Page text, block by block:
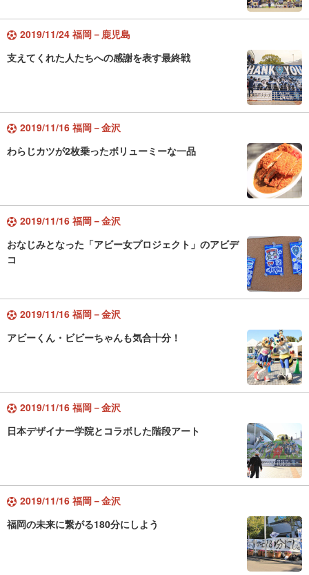
2019/11/24 福岡－鹿児島
支えてくれた人たちへの感謝を表す最終戦
2019/11/16 福岡－金沢
わらじカツが2枚乗ったボリューミーな一品
2019/11/16 福岡－金沢
おなじみとなった「アビー女プロジェクト」のアビデ
コ
2019/11/16 福岡－金沢
アビーくん・ビビーちゃんも気合十分！
2019/11/16 福岡－金沢
日本デザイナー学院とコラボした階段アート
2019/11/16 福岡－金沢
福岡の未来に繋がる180分にしよう